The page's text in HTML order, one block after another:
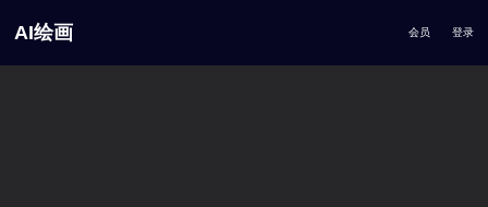
AI绘画 会员 登录